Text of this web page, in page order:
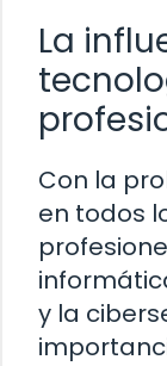
La
Con la
en todos
y la